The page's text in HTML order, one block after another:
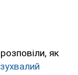
як
зухвалий